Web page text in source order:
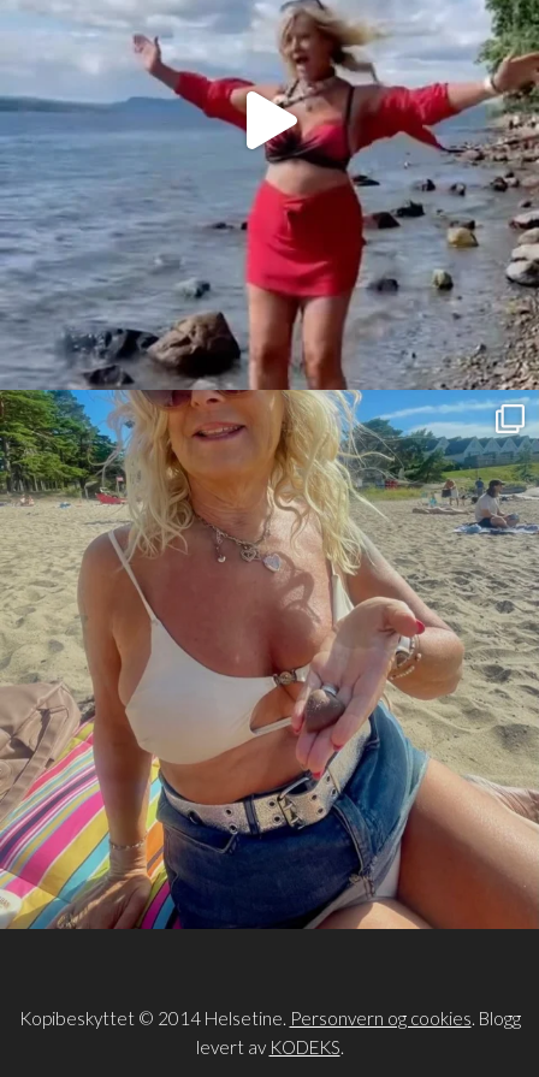
Kopibeskyttet © 2014 Helsetine. Personvern og cookies. Blogg
levert av KODEKS.